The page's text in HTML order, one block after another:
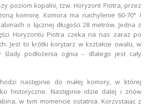
poziom kopalni, tzw. Horyzont Piotra, przez
komorę. Komora ma nachylenie 60-70° i
o łącznej długości 28 metrów. Jedna z
Horyzontu Piotra czeka na nas zaraz po
Jest to krótki korytarz w kształcie owalu, w
ślady podłożenia ognia – dlatego jest cały
następnie do małej komory, w której
historyczne. Następnie idzie dalej i znów
w tym momencie ostatnia. Korzystając z